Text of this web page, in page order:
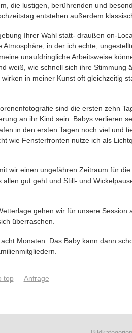
die lustigen, berührenden und
entstehen außerdem
Ihrer Wahl statt- draußen on-
in der ich echte,
unaufdringliche Arbeitsweise
weiß, wie schnell sich ihre Stimmung
wirken in meiner Kunst oft gleichzeitig
sind die ersten zehn
an ihr Kind sein. Babys verlieren
in den ersten Tagen noch viel und
wie Fensterfronten nutze ich als
wir einen ungefähren Zeitraum für
gut geht und Still- und
gehen wir für unsere Session
überraschen.
Monaten. Das Baby kann dann
top Anfrage